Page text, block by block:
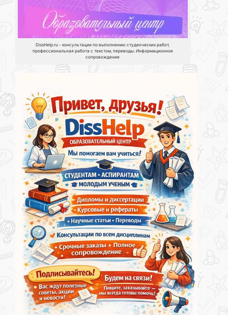
DissHelp.ru - консультации по выполнению студенческих работ,
профессиональная работа с текстом, переводы. Информационное
сопровождение